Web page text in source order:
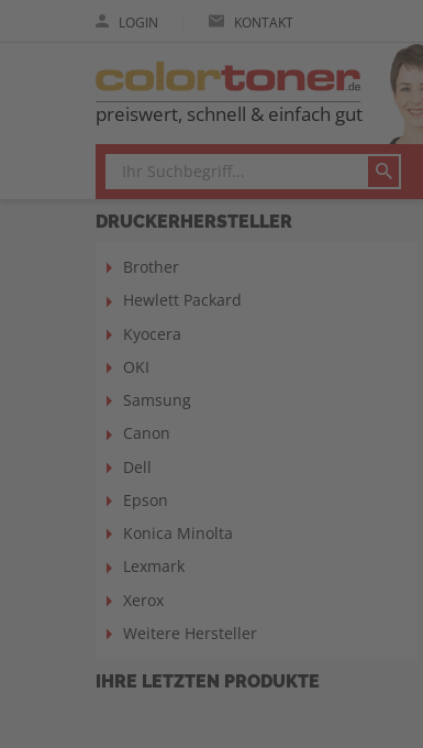
LOGIN KONTAKT
preiswert, schnell & einfach gut
DRUCKERHERSTELLER
Brother
Hewlett Packard
Kyocera
OKI
Samsung
Canon
Dell
Epson
Konica Minolta
Lexmark
Xerox
Weitere Hersteller
IHRE LETZTEN PRODUKTE